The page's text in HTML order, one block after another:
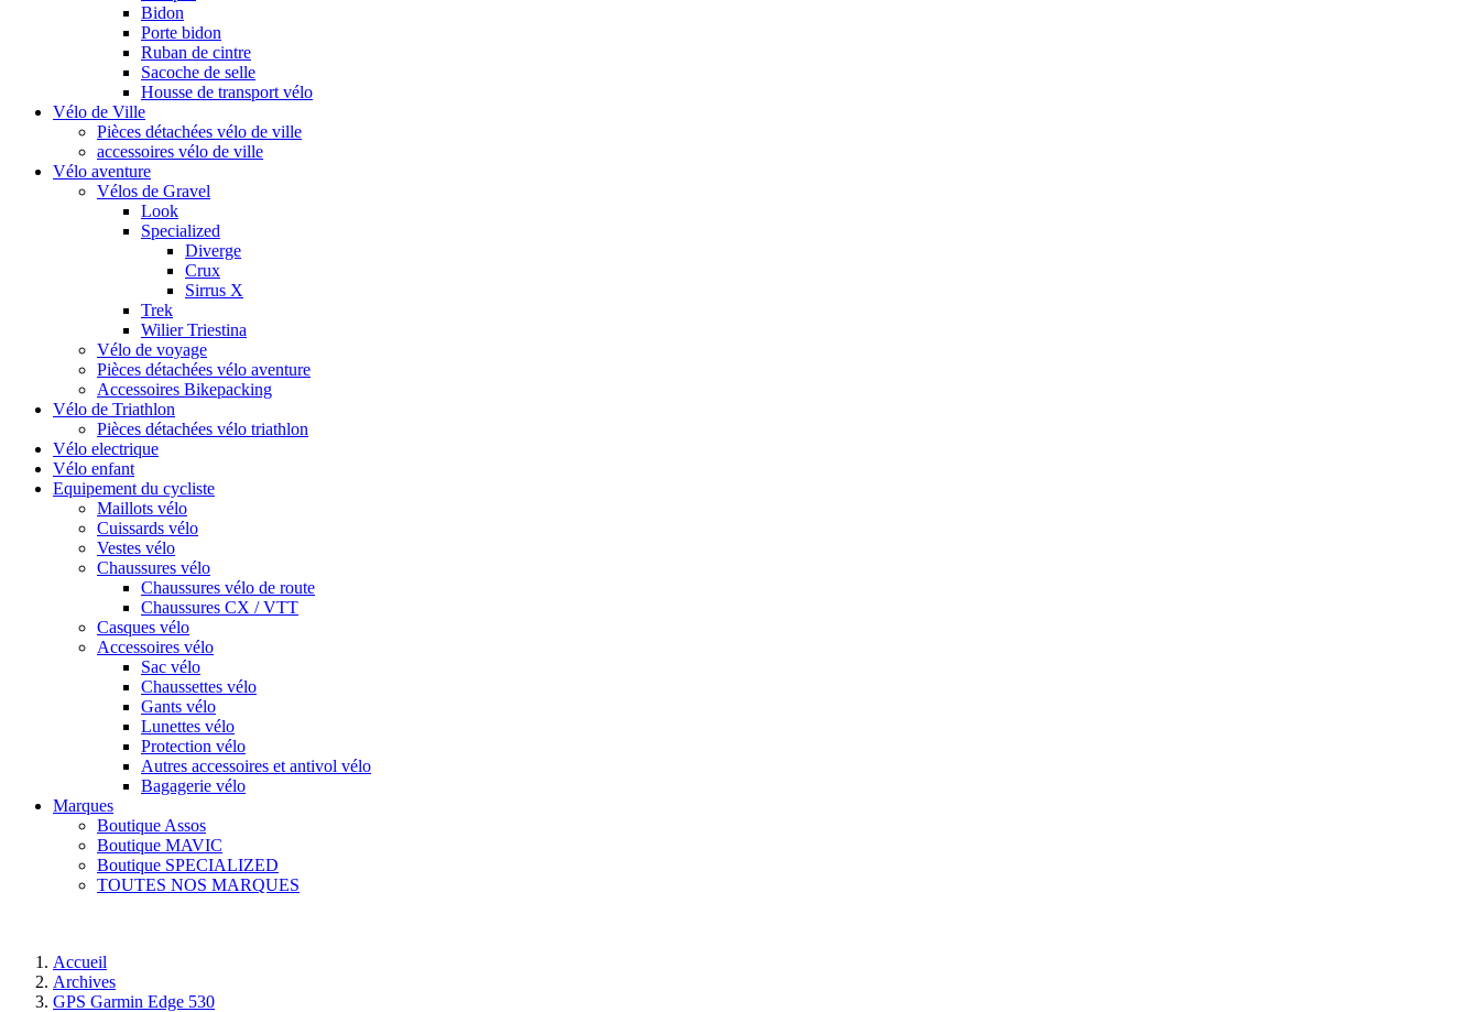
Bidon
Porte bidon
Ruban de cintre
Sacoche de selle
Housse de transport vélo
Vélo de Ville
Pièces détachées vélo de ville
accessoires vélo de ville
Vélo aventure
Vélos de Gravel
Look
Specialized
Diverge
Crux
Sirrus X
Trek
Wilier Triestina
Vélo de voyage
Pièces détachées vélo aventure
Accessoires Bikepacking
Vélo de Triathlon
Pièces détachées vélo triathlon
Vélo electrique
Vélo enfant
Equipement du cycliste
Maillots vélo
Cuissards vélo
Vestes vélo
Chaussures vélo
Chaussures vélo de route
Chaussures CX / VTT
Casques vélo
Accessoires vélo
Sac vélo
Chaussettes vélo
Gants vélo
Lunettes vélo
Protection vélo
Autres accessoires et antivol vélo
Bagagerie vélo
Marques
Boutique Assos
Boutique MAVIC
Boutique SPECIALIZED
TOUTES NOS MARQUES
Accueil
Archives
GPS Garmin Edge 530